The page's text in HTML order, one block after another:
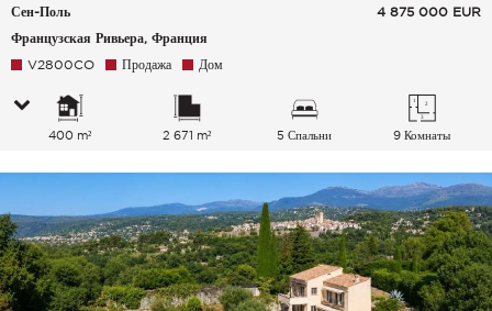
Сен-Поль
Французская Ривьера, Франция
4 875 000 EUR
V2800CO Продажа Дом
400 m² 2 671 m² 5 Спальни 9 Комнаты